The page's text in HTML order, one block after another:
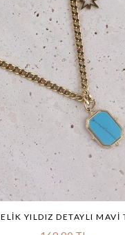
YILDIZ DETAYLI MAVI